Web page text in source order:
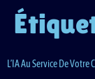
L’IA Au Service De